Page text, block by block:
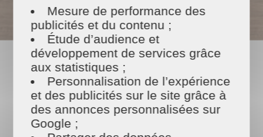
* Selon Loi de finances en vigueur
NOS PRESTATIONS
Mesure de performance des
publicités et du contenu ;
Étude d’audience et
développement de services grâce
aux statistiques ;
Personnalisation de l’expérience
et des publicités sur le site grâce à
des annonces personnalisées sur
Google ;